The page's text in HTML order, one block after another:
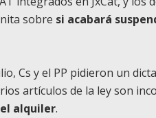
sobre si acabará
Cs y el PP pidieron un
artículos de la ley son
alquiler.